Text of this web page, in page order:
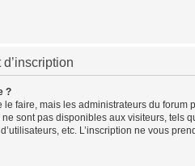
?
le faire, mais les administrateurs du
sont pas disponibles aux visiteurs, tels
etc. L’inscription ne vous